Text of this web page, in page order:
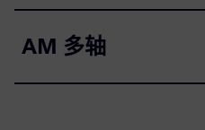
AM 多轴